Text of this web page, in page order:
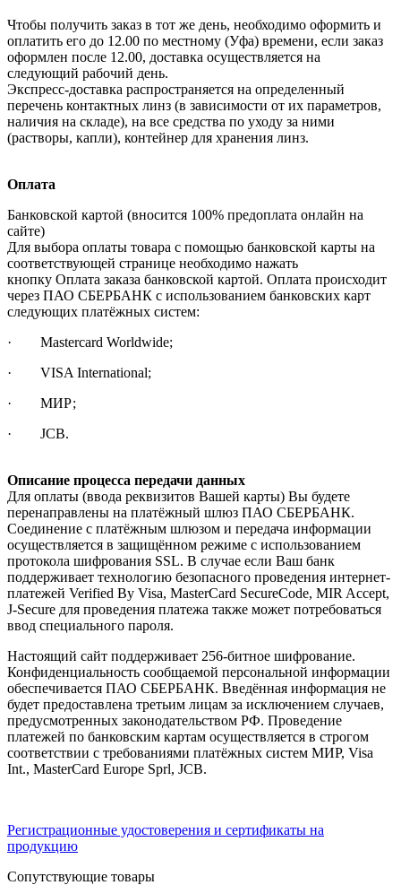
Чтобы получить заказ в тот же день, необходимо оформить и
оплатить его до 12.00 по местному (Уфа) времени, если заказ
оформлен после 12.00, доставка осуществляется на
следующий рабочий день.
Экспресс-доставка распространяется на определенный
перечень контактных линз (в зависимости от их параметров,
наличия на складе), на все средства по уходу за ними
(растворы, капли), контейнер для хранения линз.
Оплата
Банковской картой (вносится 100% предоплата онлайн на
сайте)
Для выбора оплаты товара с помощью банковской карты на
соответствующей странице необходимо нажать
кнопку Оплата заказа банковской картой. Оплата происходит
через ПАО СБЕРБАНК с использованием банковских карт
следующих платёжных систем:
· Mastercard Worldwide;
· VISA International;
· МИР;
· JCB.
Описание процесса передачи данных
Для оплаты (ввода реквизитов Вашей карты) Вы будете
перенаправлены на платёжный шлюз ПАО СБЕРБАНК.
Соединение с платёжным шлюзом и передача информации
осуществляется в защищённом режиме с использованием
протокола шифрования SSL. В случае если Ваш банк
поддерживает технологию безопасного проведения интернет-
платежей Verified By Visa, MasterCard SecureCode, MIR Accept,
J-Secure для проведения платежа также может потребоваться
ввод специального пароля.
Настоящий сайт поддерживает 256-битное шифрование.
Конфиденциальность сообщаемой персональной информации
обеспечивается ПАО СБЕРБАНК. Введённая информация не
будет предоставлена третьим лицам за исключением случаев,
предусмотренных законодательством РФ. Проведение
платежей по банковским картам осуществляется в строгом
соответствии с требованиями платёжных систем МИР, Visa
Int., MasterCard Europe Sprl, JCB.
Регистрационные удостоверения и сертификаты на
продукцию
Сопутствующие товары